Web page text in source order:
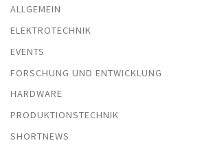
ALLGEMEIN
ELEKTROTECHNIK
EVENTS
FORSCHUNG UND ENTWICKLUNG
HARDWARE
PRODUKTIONSTECHNIK
SHORTNEWS